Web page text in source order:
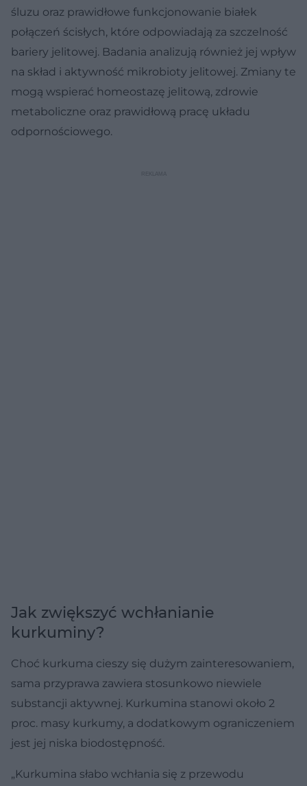
śluzu oraz prawidłowe funkcjonowanie białek
połączeń ścisłych, które odpowiadają za szczelność
bariery jelitowej. Badania analizują również jej wpływ
na skład i aktywność mikrobioty jelitowej. Zmiany te
mogą wspierać homeostazę jelitową, zdrowie
metaboliczne oraz prawidłową pracę układu
odpornościowego.
Jak zwiększyć wchłanianie
kurkuminy?
Choć kurkuma cieszy się dużym zainteresowaniem,
sama przyprawa zawiera stosunkowo niewiele
substancji aktywnej. Kurkumina stanowi około 2
proc. masy kurkumy, a dodatkowym ograniczeniem
jest jej niska biodostępność.
„Kurkumina słabo wchłania się z przewodu